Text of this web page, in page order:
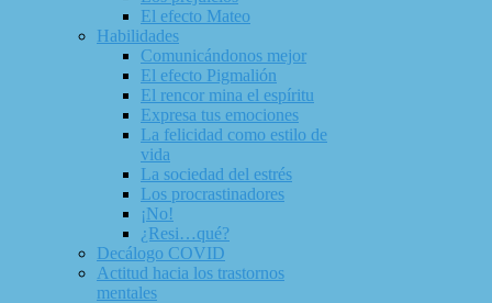
El efecto Mateo
Habilidades
Comunicándonos mejor
El efecto Pigmalión
El rencor mina el espíritu
Expresa tus emociones
La felicidad como estilo de
vida
La sociedad del estrés
Los procrastinadores
¡No!
¿Resi…qué?
Decálogo COVID
Actitud hacia los trastornos
mentales